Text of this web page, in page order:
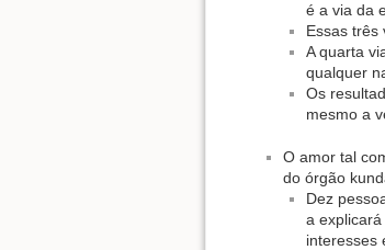
é a via da
Essas três
A quarta
qualquer
Os
mesmo a
O amor tal
do órgão
Dez
a
interesses